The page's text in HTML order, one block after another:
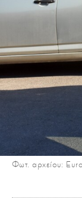
Φωτ. αρχείου: